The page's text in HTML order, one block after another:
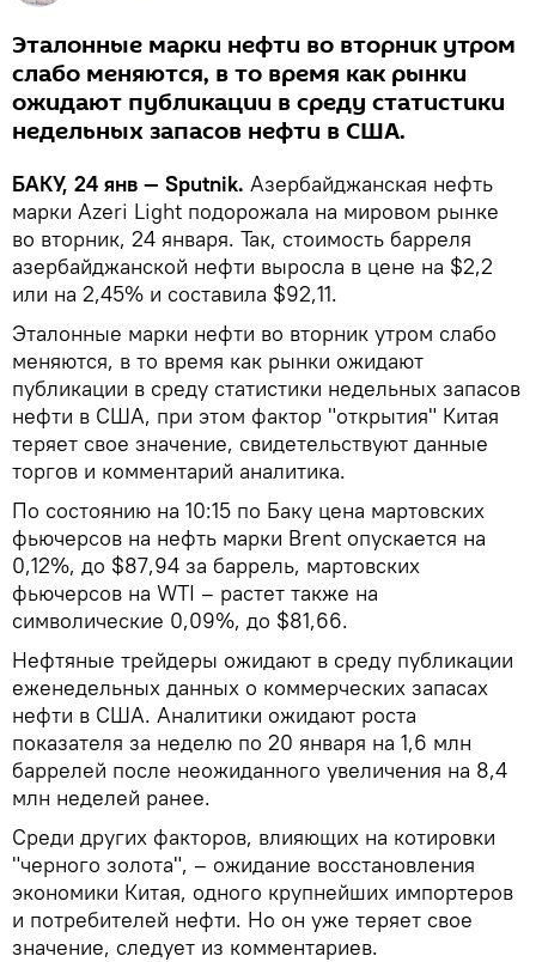
Эталонные марки нефти во вторник утром
слабо меняются, в то время как рынки
ожидают публикации в среду статистики
недельных запасов нефти в США.
БАКУ, 24 янв — Sputnik. Азербайджанская нефть
марки Azeri Light подорожала на мировом рынке
во вторник, 24 января. Так, стоимость барреля
азербайджанской нефти выросла в цене на $2,2
или на 2,45% и составила $92,11.
Эталонные марки нефти во вторник утром слабо
меняются, в то время как рынки ожидают
публикации в среду статистики недельных запасов
нефти в США, при этом фактор "открытия" Китая
теряет свое значение, свидетельствуют данные
торгов и комментарий аналитика.
По состоянию на 10:15 по Баку цена мартовских
фьючерсов на нефть марки Brent опускается на
0,12%, до $87,94 за баррель, мартовских
фьючерсов на WTI – растет также на
символические 0,09%, до $81,66.
Нефтяные трейдеры ожидают в среду публикации
еженедельных данных о коммерческих запасах
нефти в США. Аналитики ожидают роста
показателя за неделю по 20 января на 1,6 млн
баррелей после неожиданного увеличения на 8,4
млн неделей ранее.
Среди других факторов, влияющих на котировки
"черного золота", – ожидание восстановления
экономики Китая, одного крупнейших импортеров
и потребителей нефти. Но он уже теряет свое
значение, следует из комментариев.